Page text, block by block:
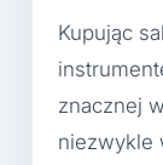
Kupując
znacznej
niezwykle